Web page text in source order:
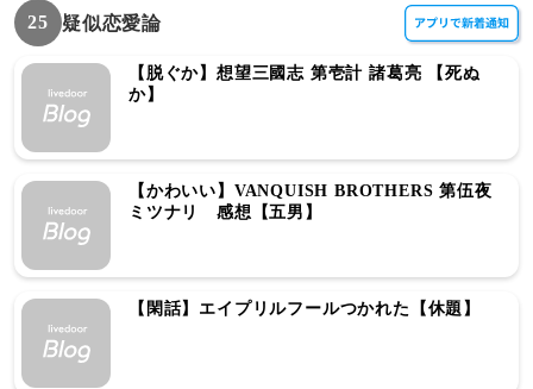
25 疑似恋愛論
【脱ぐか】想望三國志 第壱計 諸葛亮 【死ぬ
か】
【かわいい】VANQUISH BROTHERS 第伍夜
ミツナリ 感想【五男】
【閑話】エイプリルフールつかれた【休題】